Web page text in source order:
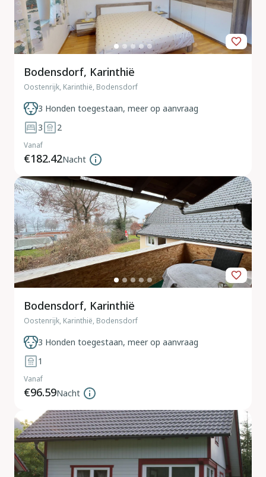
Bodensdorf, Karinthië
Oostenrijk, Karinthië, Bodensdorf
3 Honden toegestaan, meer op aanvraag
3
2
Vanaf
€182.42Nacht
Bodensdorf, Karinthië
Oostenrijk, Karinthië, Bodensdorf
3 Honden toegestaan, meer op aanvraag
1
Vanaf
€96.59Nacht